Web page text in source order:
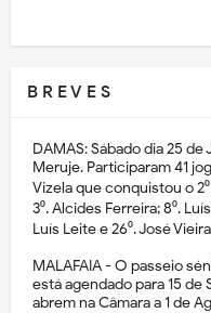
B R E V E S
DAMAS: Sábado dia 25
Meruje. Participaram 41
Vizela que conquistou o
3⁰. Alcides Ferreira; 8⁰.
Luís Leite e 26⁰. José
MALAFAIA - O passeio
está agendado para 15
abrem na Câmara a 1 de